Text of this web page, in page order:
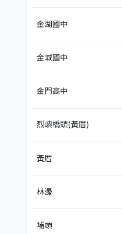
金湖國中
金城國中
金門高中
烈嶼橋頭(黃厝)
黃厝
林邊
埔頭